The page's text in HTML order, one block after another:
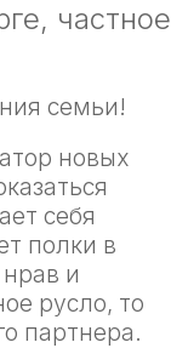
частное
семьи!
новых
себя
полки в
и
русло, то
партнера.